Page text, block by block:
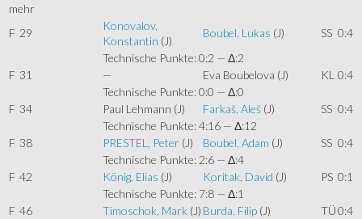
mehr
F 29
Konovalov,
Konstantin (J)
Boubel, Lukas (J) SS 0:4
Technische Punkte: 0:2 — Δ:2
F 31 — Eva Boubelova (J) KL 0:4
Technische Punkte: 0:0 — Δ:0
F 34 Paul Lehmann (J) Farkaš, Aleš (J) SS 0:4
Technische Punkte: 4:16 — Δ:12
F 38 PRESTEL, Peter (J) Boubel, Adam (J) SS 0:4
Technische Punkte: 2:6 — Δ:4
F 42 König, Elias (J) Koritak, David (J) PS 0:1
Technische Punkte: 7:8 — Δ:1
F 46 Timoschok, Mark (J) Burda, Filip (J) TÜ0:4